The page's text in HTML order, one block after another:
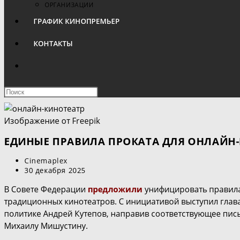
ОРГАНИЗАЦИИ
ГРАФИК КИНОПРЕМЬЕР
КОНТАКТЫ
ПОИСК
ПО
Нажмите
чтобы
закрыть
Изображение отFreepik
ЕДИНЫЕ ПРАВИЛА ПРОКАТА ДЛЯ
Автор
записи:
Cinemaplex
Запись
30 декабря 2025
В Совете Федерации предложили унифицировать
традиционных кинотеатров. С инициативой выступил
политике Андрей Кутепов, направив соответствующее
Михаилу Мишустину.